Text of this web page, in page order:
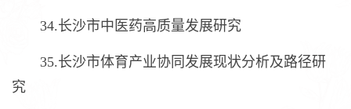
34.长沙市中医药高质量发展研究
35.长沙市体育产业协同发展现状分析及路径研
究